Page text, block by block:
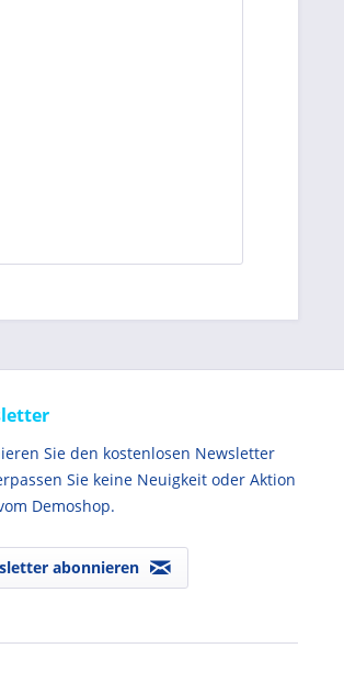
Sie den kostenlosen Newsletter
Sie keine Neuigkeit oder Aktion
Demoshop.
abonnieren